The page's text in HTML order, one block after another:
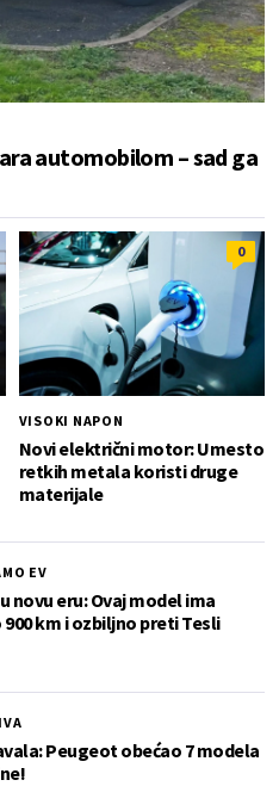
automobilom – sad ga
0
VISOKI NAPON
Novi električni motor: Umesto
retkih metala koristi druge
materijale
EV
novu eru: Ovaj model ima
km i ozbiljno preti Tesli
Peugeot obećao 7 modela